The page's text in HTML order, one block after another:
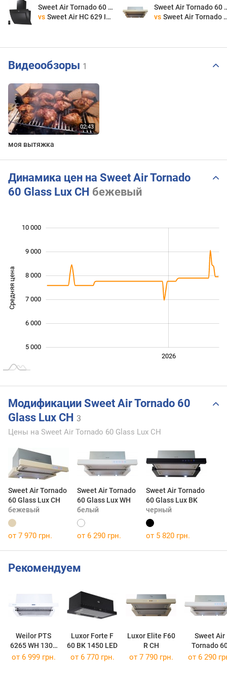
Sweet Air Tornado 60 Glass Lux CH
vs Sweet Air HC 629 Intellect
Sweet Air
vs Sweet Air Tornado 60 Glass Lux Retro CH KUP
Видеообзоры 1
моя вытяжка
Динамика цен на Sweet Air Tornado
60 Glass Lux CH бежевый
Средняя цена
5 000
6 000
7 000
8 000
10 000
9 000
2026
Модификации Sweet Air Tornado 60
Glass Lux CH 3
Цены на Sweet Air Tornado 60 Glass Lux CH
Sweet Air Tornado
60 Glass Lux CH
бежевый
Sweet Air Tornado
60 Glass Lux WH
белый
Sweet Air Tornado
60 Glass Lux BK
черный
от 7 970 грн. от 6 290 грн. от 5 820 грн.
Рекомендуем
Weilor PTS
6265 WH 1300
LED Strip
Luxor Forte F
60 BK 1450 LED
Luxor Elite F60
R CH
Sweet Air
Tornado
Glass Lux
от 6 999 грн. от 6 770 грн. от 7 790 грн. от 6 290